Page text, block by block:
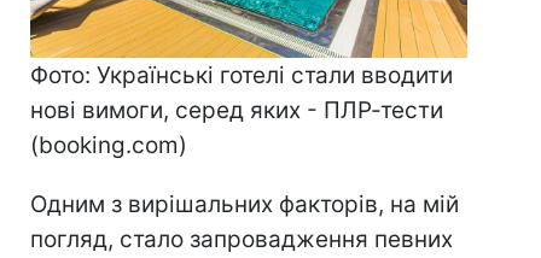
Фото: Українські готелі стали вводити
нові вимоги, серед яких - ПЛР-тести
(booking.com)
Одним з вирішальних факторів, на мій
погляд, стало запровадження певних